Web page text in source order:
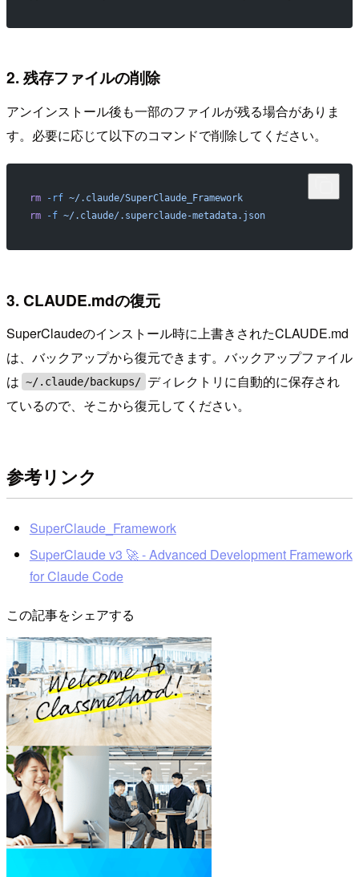
2. 残存ファイルの削除
アンインストール後も一部のファイルが残る場合がありま
す。必要に応じて以下のコマンドで削除してください。
rm -rf ~/.claude/SuperClaude_Framework
rm -f ~/.claude/.superclaude-metadata.json
3. CLAUDE.mdの復元
SuperClaudeのインストール時に上書きされたCLAUDE.md
は、バックアップから復元できます。バックアップファイル
は ~/.claude/backups/ ディレクトリに自動的に保存され
ているので、そこから復元してください。
参考リンク
SuperClaude_Framework
SuperClaude v3 🚀 - Advanced Development Framework
for Claude Code
この記事をシェアする